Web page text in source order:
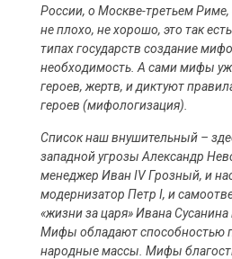
России, о Москве-третьем
не плохо, не хорошо, это так
типах государств создание
необходимость. А сами мифы
героев, жертв, и диктуют
героев (мифологизация).
Список наш внушительный –
западной угрозы Александр
менеджер Иван IV Грозный, и
модернизатор Петр I, и
«жизни за царя» Ивана
Мифы обладают способностью
народные массы. Мифы